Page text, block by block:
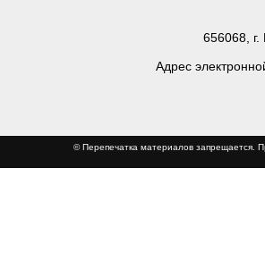
656068,
Адрес
© Перепечатка материалов